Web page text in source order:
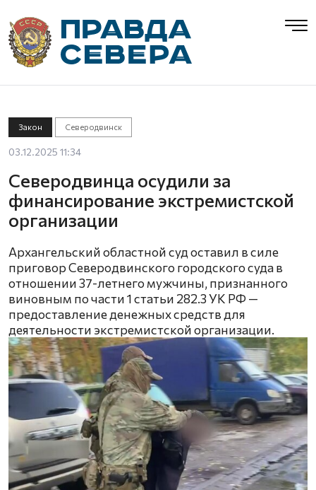
Закон Северодвинск
03.12.2025 11:34
Северодвинца осудили за
финансирование экстремистской
организации
Архангельский областной суд оставил в силе
приговор Северодвинского городского суда в
отношении 37-летнего мужчины, признанного
виновным по части 1 статьи 282.3 УК РФ —
предоставление денежных средств для
деятельности экстремистской организации.